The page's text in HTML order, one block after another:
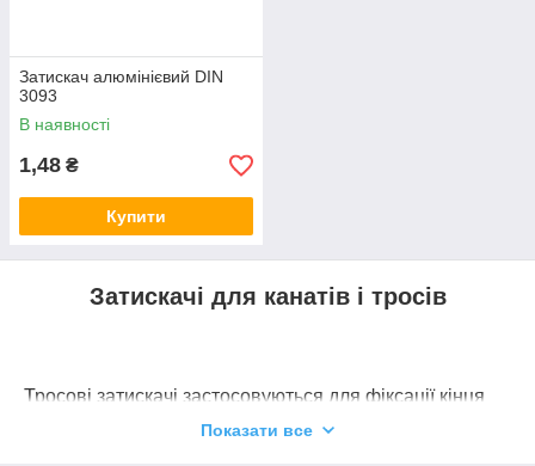
Затискач алюмінієвий DIN
3093
В наявності
1,48 ₴
Купити
Затискачі для канатів і тросів
Тросові затискачі застосовуються для фіксації кінця
каната з його основною частиною при утворенні петлі.
Показати все